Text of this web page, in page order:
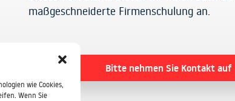
wie Cookies,
Wenn Sie
maßgeschneiderte Firmenschulung an.
Bitte nehmen Sie Kontakt auf